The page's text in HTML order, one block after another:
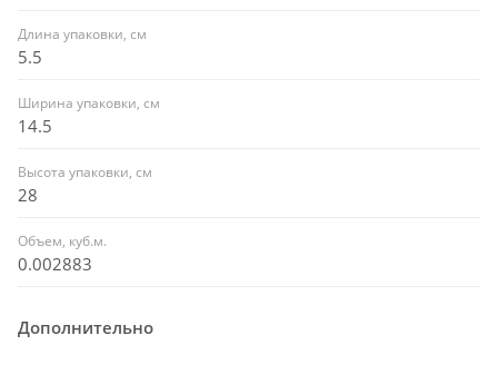
Длина упаковки, см
5.5
Ширина упаковки, см
14.5
Высота упаковки, см
28
Объем, куб.м.
0.002883
Дополнительно